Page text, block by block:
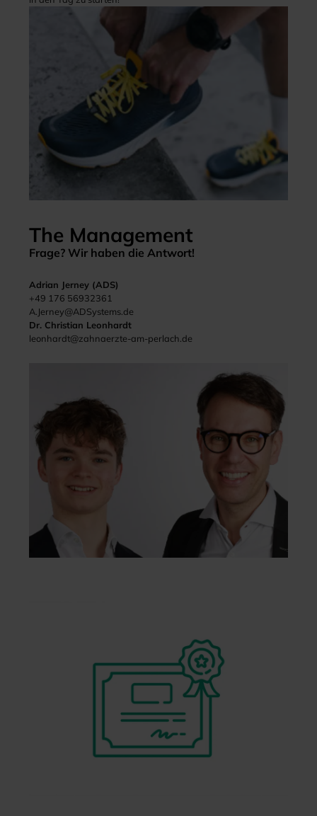
The Management
Frage? Wir haben die Antwort!
Adrian Jerney (ADS)
+49 176 56932361
A.Jerney@ADSystems.de
Dr. Christian Leonhardt
leonhardt@zahnaerzte-am-perlach.de